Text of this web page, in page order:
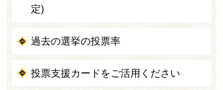
定)
過去の選挙の投票率
投票支援カードをご活用ください